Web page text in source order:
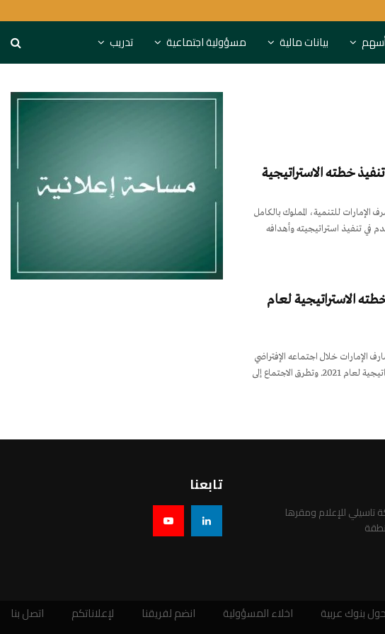
بيانات مالية مسؤولية اجتماعية تدريب
خطته الاستراتيجية
للتنمية، المملوك بالكامل
في تنفيذ استراتيجيته وأهدافه
الاستراتيجية لعام
الإمارات خلال اجتماعه الإفتراضي
الأخير لهذا العام، خطة الإتحاد الإستراتيجية لعام 2021. وتطرق الاجتماع إلى
للإعلام ومقرها
تابعنا
حول بنوك عربية اخلاء المسؤولية انضم لفريقنا لإعلاناتكم اتصل بنا